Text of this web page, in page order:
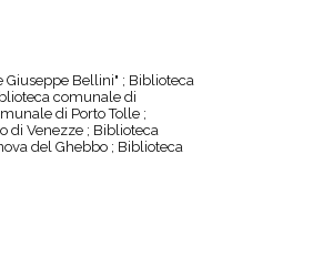
Bellini" ; Biblioteca
comunale di
di Porto Tolle ;
di Venezze ; Biblioteca
del Ghebbo ; Biblioteca